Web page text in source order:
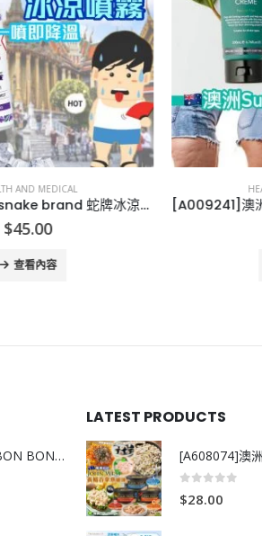
[I004302]泰國snake brand 蛇牌冰涼止汗噴霧
HEALTH AND MEDICAL
[J206232] 日本BON BON銀離子抗菌啫喱洗衣珠 (80粒)
LATEST PRODUCTS
$28.00